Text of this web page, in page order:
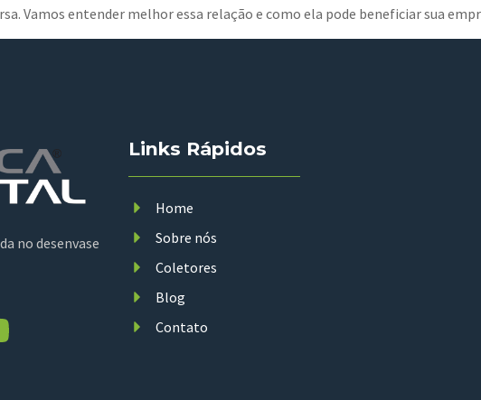
Vamos entender melhor essa relação e como ela pode beneficiar sua
no desenvase
Links Rápidos
Home
Sobre nós
Coletores
Blog
Contato